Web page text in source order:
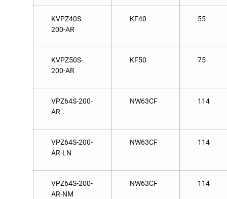
KVPZ40S-
200-AR
KF40 55
KVPZ50S-
200-AR
KF50 75
VPZ64S-200-
AR
NW63CF 114
VPZ64S-200-
AR-LN
NW63CF 114
VPZ64S-200-
AR-NM
NW63CF 114